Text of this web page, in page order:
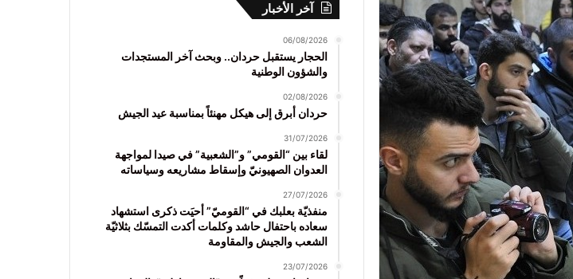
آخر الأخبار
06/08/2026
الحجار يستقبل حردان.. وبحث آخر المستجدات
والشؤون الوطنية
02/08/2026
حردان أبرق إلى هيكل مهنئاً بمناسبة عيد الجيش
31/07/2026
لقاء بين “القومي” و”الشعبية” في صيدا لمواجهة
العدوان الصهيونيّ وإسقاط مشاريعه وسياساته
27/07/2026
منفذيّة بعلبك في “القوميّ” أحيَت ذكرى استشهاد
سعاده باحتفال حاشد وكلمات أكدت التمسّك بثلاثيّة
الشعب والجيش والمقاومة
23/07/2026